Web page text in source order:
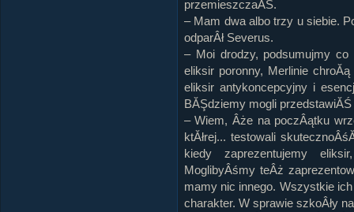
przemieszczaĂŚ.
– Mam dwa albo trzy u siebie.
odparÂł Severus.
– Moi drodzy, podsumujmy co
eliksir poronny, Merlinie
eliksir antykoncepcyjny i
BĂŞdziemy mogli
– Wiem, Âże na poczÂątku
ktĂłrej... testowali
kiedy zaprezentujemy
MoglibyÂśmy teÂż
mamy nic innego. Wszystkie
charakter. W sprawie szkoÂły